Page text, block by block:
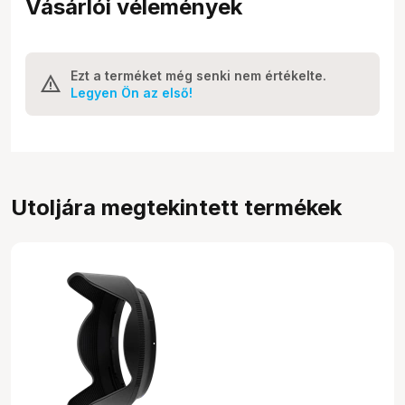
Vásárlói vélemények
Ezt a terméket még senki nem értékelte.
Legyen Ön az első!
Utoljára megtekintett termékek